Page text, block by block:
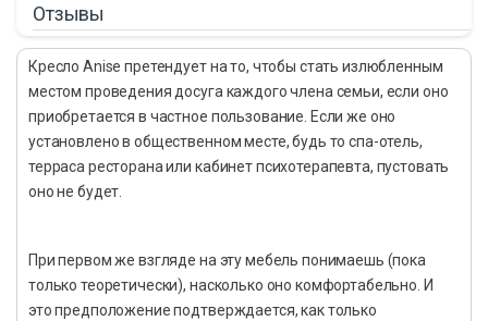
Отзывы
Кресло Anise претендует на то, чтобы стать излюбленным
местом проведения досуга каждого члена семьи, если оно
приобретается в частное пользование. Если же оно
установлено в общественном месте, будь то спа-отель,
терраса ресторана или кабинет психотерапевта, пустовать
оно не будет.
При первом же взгляде на эту мебель понимаешь (пока
только теоретически), насколько оно комфортабельно. И
это предположение подтверждается, как только